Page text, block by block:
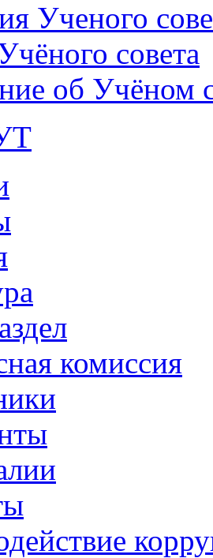
Ученого
совета
об Учёном
комиссия